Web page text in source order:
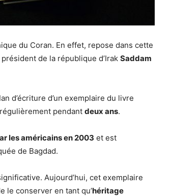
du Coran. En effet, repose dans cette
de la république d’Irak Saddam
d’écriture d’un exemplaire du livre
pendant deux ans.
les américains en 2003 et est
de Bagdad.
Aujourd’hui, cet exemplaire
le conserver en tant qu’héritage